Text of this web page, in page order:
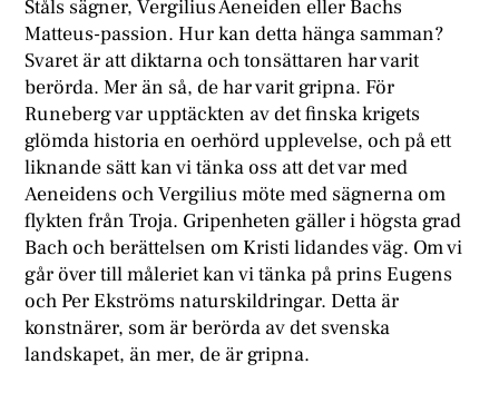
Ståls sägner, Vergilius Aeneiden eller Bachs
Matteus-passion. Hur kan detta hänga samman?
Svaret är att diktarna och tonsättaren har varit
berörda. Mer än så, de har varit gripna. För
Runeberg var upptäckten av det finska krigets
glömda historia en oerhörd upplevelse, och på ett
liknande sätt kan vi tänka oss att det var med
Aeneidens och Vergilius möte med sägnerna om
flykten från Troja. Gripenheten gäller i högsta grad
Bach och berättelsen om Kristi lidandes väg. Om vi
går över till måleriet kan vi tänka på prins Eugens
och Per Ekströms naturskildringar. Detta är
konstnärer, som är berörda av det svenska
landskapet, än mer, de är gripna.